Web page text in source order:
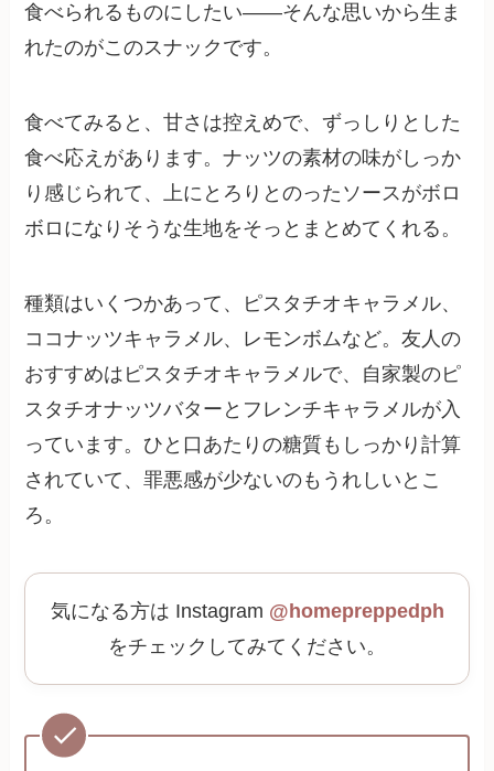
食べられるものにしたい——そんな思いから生ま
れたのがこのスナックです。
食べてみると、甘さは控えめで、ずっしりとした
食べ応えがあります。ナッツの素材の味がしっか
り感じられて、上にとろりとのったソースがボロ
ボロになりそうな生地をそっとまとめてくれる。
種類はいくつかあって、ピスタチオキャラメル、
ココナッツキャラメル、レモンボムなど。友人の
おすすめはピスタチオキャラメルで、自家製のピ
スタチオナッツバターとフレンチキャラメルが入
っています。ひと口あたりの糖質もしっかり計算
されていて、罪悪感が少ないのもうれしいとこ
ろ。
気になる方は Instagram @homepreppedph
をチェックしてみてください。